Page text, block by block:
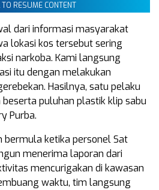
TO RESUME CONTENT
dari informasi masyarakat
lokasi kos tersebut sering
narkoba. Kami langsung
itu dengan melakukan
Hasilnya, satu pelaku
puluhan plastik klip sabu
Purba.
bermula ketika personel Sat
menerima laporan dari
mencurigakan di kawasan
waktu, tim langsung